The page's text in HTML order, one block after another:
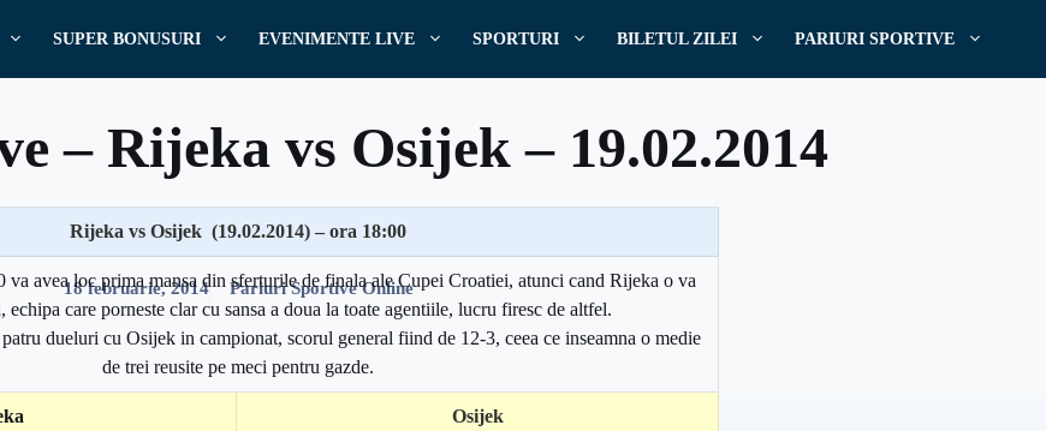
SUPER BONUSURI EVENIMENTE LIVE SPORTURI BILETUL ZILEI PARIURI SPORTIVE
– Rijeka vs Osijek – 19.02.2014
Scris dePariuri
18 februarie, 2014 Pariuri Sportive Online
Rijeka vs Osijek (19.02.2014) – ora 18:00
va avea loc prima mansa din sferturile de finala ale Cupei Croatiei, atunci cand Rijeka o va
echipa care porneste clar cu sansa a doua la toate agentiile, lucru firesc de altfel.
dueluri cu Osijek in campionat, scorul general fiind de 12-3, ceea ce inseamna o medie
de trei reusite pe meci pentru gazde.
Osijek